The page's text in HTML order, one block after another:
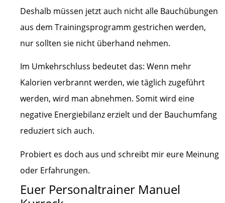
Deshalb müssen jetzt auch nicht alle Bauchübungen
aus dem Trainingsprogramm gestrichen werden,
nur sollten sie nicht überhand nehmen.
Im Umkehrschluss bedeutet das: Wenn mehr
Kalorien verbrannt werden, wie täglich zugeführt
werden, wird man abnehmen. Somit wird eine
negative Energiebilanz erzielt und der Bauchumfang
reduziert sich auch.
Probiert es doch aus und schreibt mir eure Meinung
oder Erfahrungen.
Euer Personaltrainer Manuel